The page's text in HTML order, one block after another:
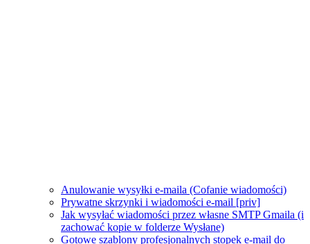
Anulowanie wysyłki e-maila (Cofanie wiadomości)
Prywatne skrzynki i wiadomości e-mail [priv]
Jak wysyłać wiadomości przez własne SMTP Gmaila (i
zachować kopie w folderze Wysłane)
Gotowe szablony profesjonalnych stopek e-mail do